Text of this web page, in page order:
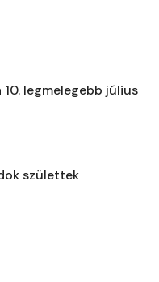
10. legmelegebb július
születtek